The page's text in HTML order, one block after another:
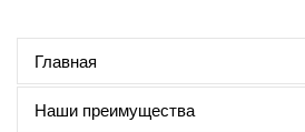
Главная
Наши преимущества